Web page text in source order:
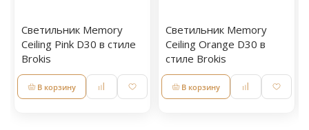
Светильник Memory
Ceiling Pink D30 в стиле
Brokis
В корзину
Светильник Memory
Ceiling Orange D30 в
стиле Brokis
В корзину